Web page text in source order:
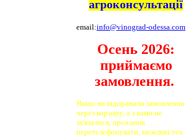
агроконсультації
email:info@vinograd-odessa.com
Осень 2026:
приймаємо
замовлення.
Якщо ви відправили замовлення
через корзину, а з вами не
зв'язалися, прохання
перетелефонувати, можливі тех.